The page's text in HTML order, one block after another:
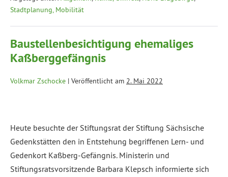
Stadtplanung, Mobilität
Baustellenbesichtigung ehemaliges
Kaßberggefängnis
Volkmar Zschocke | Veröffentlicht am 2. Mai 2022
Heute besuchte der Stiftungsrat der Stiftung Sächsische
Gedenkstätten den in Entstehung begriffenen Lern- und
Gedenkort Kaßberg-Gefängnis. Ministerin und
Stiftungsratsvorsitzende Barbara Klepsch informierte sich